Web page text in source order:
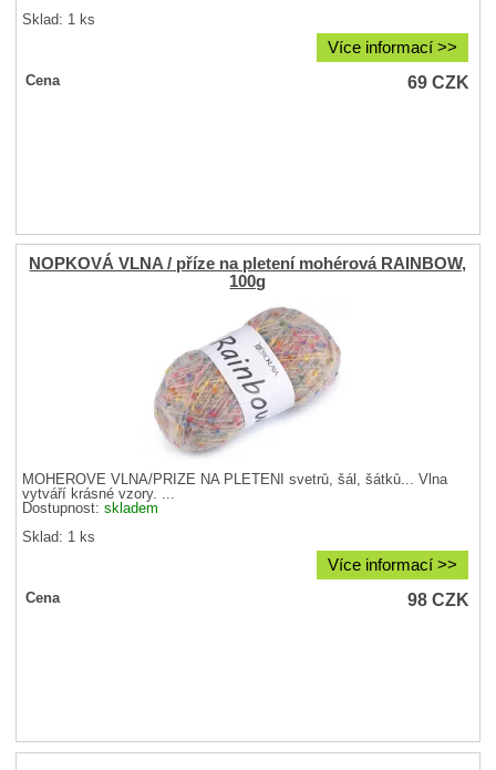
Sklad: 1 ks
Více informací >>
Cena 69CZK
NOPKOVÁ VLNA / příze na pletení mohérová RAINBOW,
100g
MOHÉROVÉ VLNA/PŘÍZE NA PLETENÍ svetrů, šál, šátků... Vlna
vytváří krásné vzory. ...
Dostupnost:skladem
Sklad: 1 ks
Více informací >>
Cena 98CZK